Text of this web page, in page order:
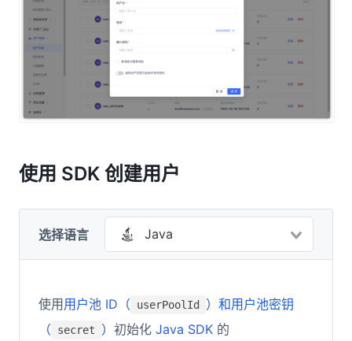
使用 SDK 创建用户
选择语言 Java
使用用户池 ID（ userPoolId
）和用户池密钥
（
secret ） 初始化 Java SDK 的